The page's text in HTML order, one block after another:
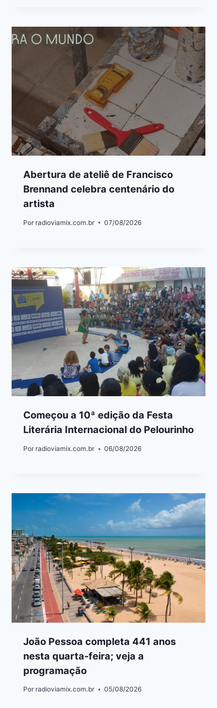
Abertura de ateliê de Francisco
Brennand celebra centenário do
artista
Por radioviamix.com.br 07/08/2026
Começou a 10ª edição da Festa
Literária Internacional do Pelourinho
Por radioviamix.com.br 06/08/2026
João Pessoa completa 441 anos
nesta quarta-feira; veja a
programação
Por radioviamix.com.br 05/08/2026